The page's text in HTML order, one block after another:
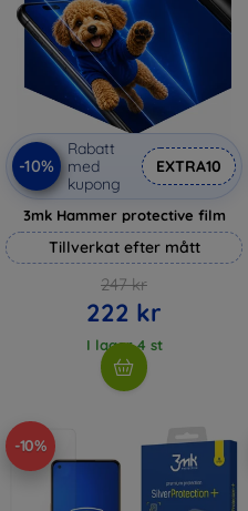
-10%
Rabatt
med
kupong
EXTRA10
3mk Hammer protective film
Tillverkat efter mått
247 kr
222 kr
I lager 4 st
-10%